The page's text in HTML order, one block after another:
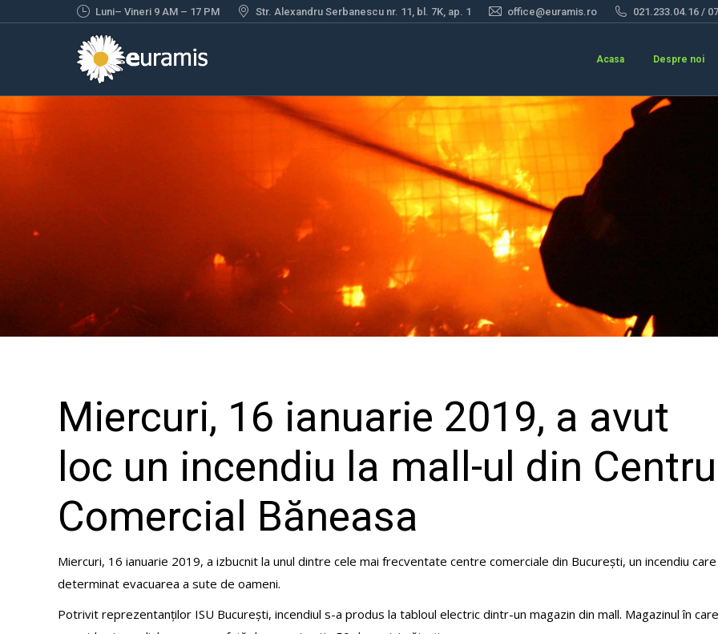
Luni– Vineri 9 AM – 17 PM Str. Alexandru Serbanescu nr. 11, bl. 7K, ap. 1 office@euramis.ro 021.233.04.16 /
Acasa Despre noi
Miercuri, 16 ianuarie 2019, a avut
loc un incendiu la mall-ul din Centrul
Comercial Băneasa
Miercuri, 16 ianuarie 2019, a izbucnit la unul dintre cele mai frecventate centre comerciale din București, un incendiu care
determinat evacuarea a sute de oameni.
Potrivit reprezentanților ISU București, incendiul s-a produs la tabloul electric dintr-un magazin din mall. Magazinul în care